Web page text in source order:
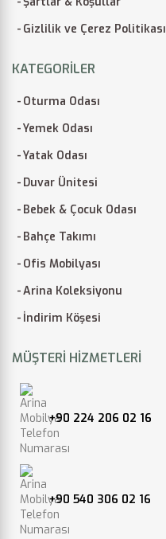
Gizlilik ve Çerez Politikası
KATEGORILER
Oturma Odası
Yemek Odası
Yatak Odası
Duvar Ünitesi
Bebek & Çocuk Odası
Bahçe Takımı
Ofis Mobilyası
Arina Koleksiyonu
İndirim Köşesi
MÜŞTERI HIZMETLERI
+90 224 206 02 16
+90 540 306 02 16